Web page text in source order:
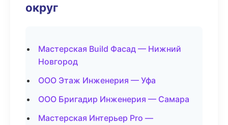
округ
Мастерская Build Фасад — Нижний
Новгород
ООО Этаж Инженерия — Уфа
ООО Бригадир Инженерия — Самара
Мастерская Интерьер Pro —